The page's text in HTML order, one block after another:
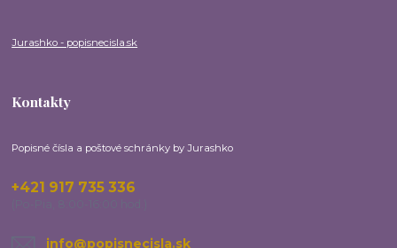
Jurashko - popisnecisla.sk
Kontakty
Popisné čísla a poštové schránky by Jurashko
+421 917 735 336
info@popisnecisla.sk